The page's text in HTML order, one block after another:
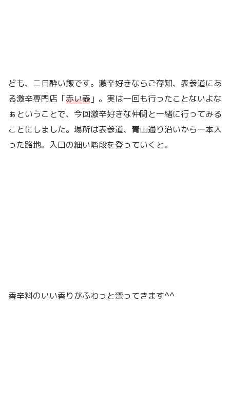
ども、二日酔い飯です。激辛好きならご存知、表参道にあ
る激辛専門店「赤い壺 」。実は一回も行ったことないよな
ぁということで、今回激辛好きな仲間と一緒に行ってみる
ことにしました。場所は表参道、青山通り沿いから一本入
った路地。入口の細い階段を登っていくと。
香辛料のいい香りがふわっと漂ってきます^^